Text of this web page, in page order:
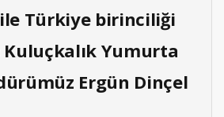
Türkiye birinciliği
Yumurta
Ergün Dinçel